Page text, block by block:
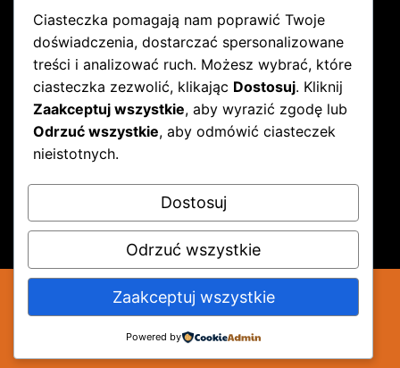
Rowerowego Green Velo.
Więcej o szlaku przeczytać można na
stronie internetowej:
www.greenvelo.pl
Ciasteczka pomagają nam poprawić Twoje
doświadczenia, dostarczać spersonalizowane
treści i analizować ruch. Możesz wybrać, które
ciasteczka zezwolić, klikając Dostosuj. Kliknij
Zaakceptuj wszystkie, aby wyrazić zgodę lub
Odrzuć wszystkie, aby odmówić ciasteczek
nieistotnych.
Dostosuj
Odrzuć wszystkie
Zaakceptuj wszystkie
Powered by